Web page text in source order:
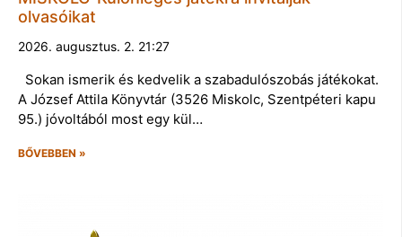
olvasóikat
2026. augusztus. 2. 21:27
Sokan ismerik és kedvelik a szabadulószobás játékokat.
A József Attila Könyvtár (3526 Miskolc, Szentpéteri kapu
95.) jóvoltából most egy kül…
BŐVEBBEN »